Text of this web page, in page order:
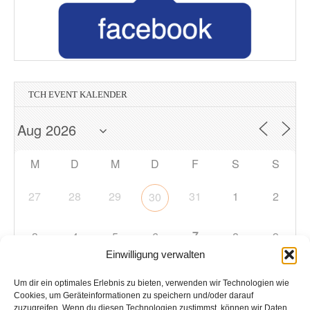
Einwilligung verwalten
Um dir ein optimales Erlebnis zu bieten, verwenden wir Technologien wie
Cookies, um Geräteinformationen zu speichern und/oder darauf
zuzugreifen. Wenn du diesen Technologien zustimmst, können wir Daten
TCH EVENT KALENDER
M D M D F S S
27 28 29 30 31 1 2
3 4 5 6 7 8 9
10 11 12 13 14 15